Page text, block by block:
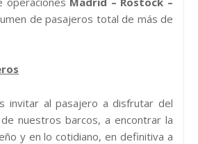
de pasajeros total de más de
invitar al pasajero a disfrutar del
nuestros barcos, a encontrar la
y en lo cotidiano, en definitiva a